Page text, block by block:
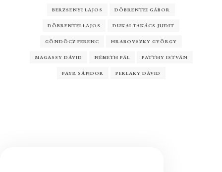
BERZSENYI LAJOS DÖBRENTEI GÁBOR
DÖBRENTEI LAJOS DUKAI TAKÁCS JUDIT
GÖNDÖCZ FERENC HRABOVSZKY GYÖRGY
MAGASSY DÁVID NÉMETH PÁL PATTHY ISTVÁN
PAYR SÁNDOR PERLAKY DÁVID